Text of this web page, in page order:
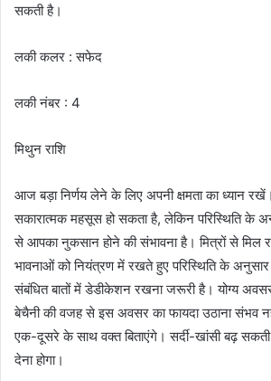
सकती है।
लकी कलर : सफेद
लकी नंबर : 4
मिथुन राशि
आज बड़ा निर्णय लेने के लिए अपनी क्षमता का ध्यान
सकारात्मक महसूस हो सकता है, लेकिन परिस्थिति के
से आपका नुकसान होने की संभावना है। मित्रों से मिल
भावनाओं को नियंत्रण में रखते हुए परिस्थिति के
संबंधित बातों में डेडीकेशन रखना जरूरी है। योग्य
बेचैनी की वजह से इस अवसर का फायदा उठाना संभव
एक-दूसरे के साथ वक्त बिताएंगे। सर्दी-खांसी बढ़ सकती
देना होगा।